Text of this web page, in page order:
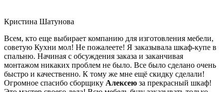
Кристина Шатунова
Всем, кто еще выбирает компанию для изготовления мебели,
советую Кухни мол! Не пожалеете! Я заказывала шкаф-купе в
спальню. Начиная с обсуждения заказа и заканчивая
монтажом никаких проблем не было. Все было сделано очень
быстро и качественно. К тому же мне ещё скидку сделали!
Огромное спасибо сборщику Алексею за прекрасный шкаф!